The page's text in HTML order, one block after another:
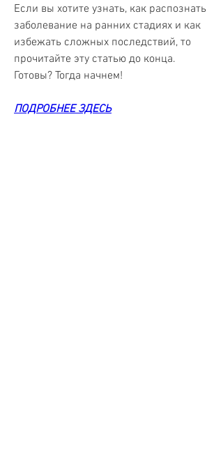
Если вы хотите узнать, как распознать
заболевание на ранних стадиях и как
избежать сложных последствий, то
прочитайте эту статью до конца.
Готовы? Тогда начнем!
ПОДРОБНЕЕ ЗДЕСЬ